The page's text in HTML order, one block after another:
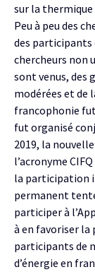
sur la thermique
Peu à peu des
des participants
chercheurs non
sont venus, des
modérées et de
francophonie
fut organisé
2019, la
l’acronyme
la participation
permanent
participer à
à en favoriser la
participants de
d’énergie en